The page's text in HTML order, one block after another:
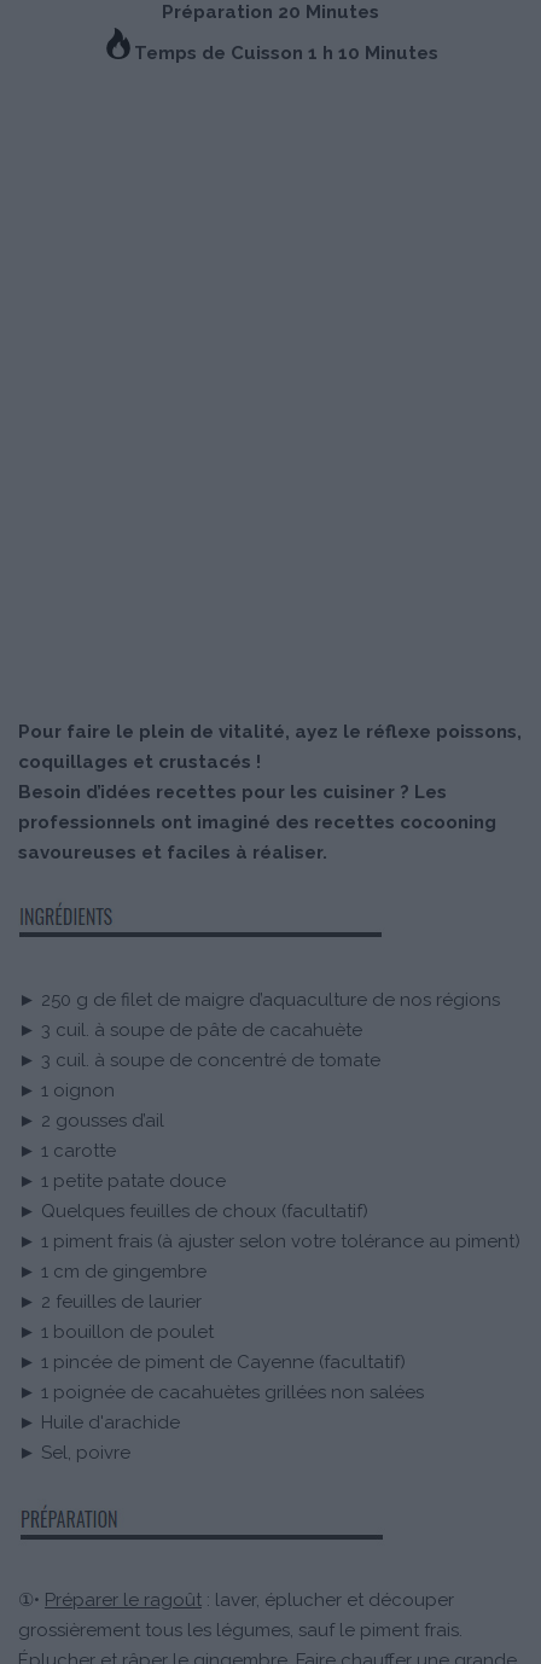
Préparation 20 Minutes
Temps de Cuisson 1 h 10 Minutes
Pour faire le plein de vitalité, ayez le réflexe poissons,
coquillages et crustacés !
Besoin d’idées recettes pour les cuisiner ? Les
professionnels ont imaginé des recettes cocooning
savoureuses et faciles à réaliser.
► 250 g de filet de maigre d’aquaculture de nos régions
► 3 cuil. à soupe de pâte de cacahuète
► 3 cuil. à soupe de concentré de tomate
► 1 oignon
► 2 gousses d’ail
► 1 carotte
► 1 petite patate douce
► Quelques feuilles de choux (facultatif)
► 1 piment frais (à ajuster selon votre tolérance au piment)
► 1 cm de gingembre
► 2 feuilles de laurier
► 1 bouillon de poulet
► 1 pincée de piment de Cayenne (facultatif)
► 1 poignée de cacahuètes grillées non salées
► Huile d'arachide
► Sel, poivre
①• Préparer le ragoût : laver, éplucher et découper
grossièrement tous les légumes, sauf le piment frais.